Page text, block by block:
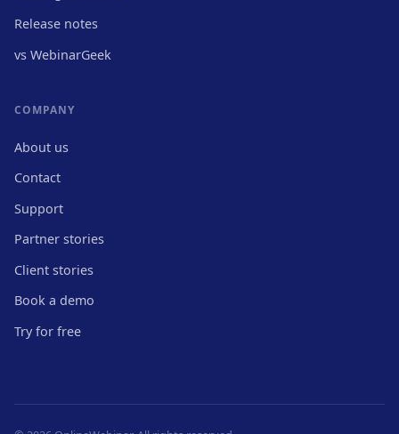
Release notes
vs WebinarGeek
COMPANY
About us
Contact
Support
Partner stories
Client stories
Book a demo
Try for free